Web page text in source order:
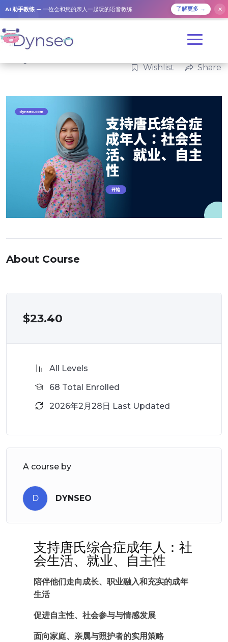
AI 助手教练 — 一位会和您的亲人一起玩的语音教练 了解更多 → ✕
Wishlist Share
About Course
$23.40
All Levels
68 Total Enrolled
2026年2月28日 Last Updated
A course by
D DYNSEO
支持唐氏综合症成年人：社
会生活、就业、自主性
陪伴他们走向成长、职业融入和充实的成年
生活
促进自主性、社会参与与情感发展
面向家庭、亲属与照护者的实用策略